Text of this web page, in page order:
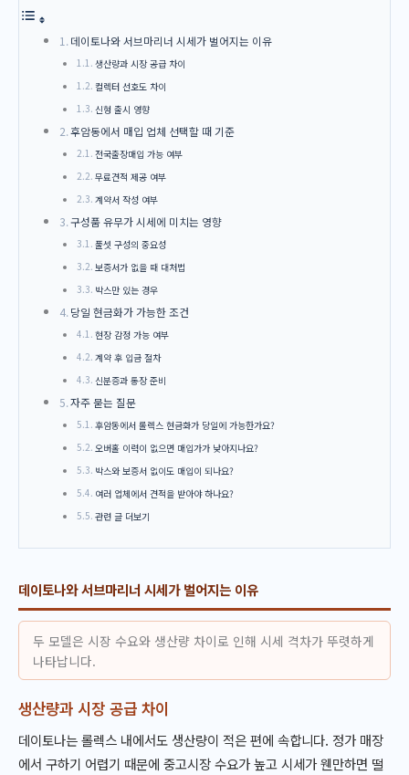
데이토나와 서브마리너 시세가 벌어지는 이유
생산량과 시장 공급 차이
컬렉터 선호도 차이
신형 출시 영향
후암동에서 매입 업체 선택할 때 기준
전국출장매입 가능 여부
무료견적 제공 여부
계약서 작성 여부
구성품 유무가 시세에 미치는 영향
풀셋 구성의 중요성
보증서가 없을 때 대처법
박스만 있는 경우
당일 현금화가 가능한 조건
현장 감정 가능 여부
계약 후 입금 절차
신분증과 통장 준비
자주 묻는 질문
후암동에서 롤렉스 현금화가 당일에 가능한가요?
오버홀 이력이 없으면 매입가가 낮아지나요?
박스와 보증서 없이도 매입이 되나요?
여러 업체에서 견적을 받아야 하나요?
관련 글 더보기
데이토나와 서브마리너 시세가 벌어지는 이유
두 모델은 시장 수요와 생산량 차이로 인해 시세 격차가 뚜렷하게
나타납니다.
생산량과 시장 공급 차이
데이토나는 롤렉스 내에서도 생산량이 적은 편에 속합니다. 정가 매장
에서 구하기 어렵기 때문에 중고시장 수요가 높고 시세가 웬만하면 떨